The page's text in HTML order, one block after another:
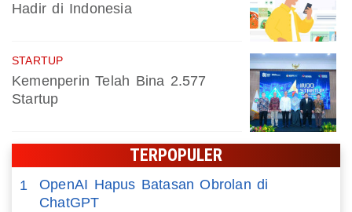
Hadir di Indonesia
STARTUP
Kemenperin Telah Bina 2.577
Startup
TERPOPULER
1
OpenAI Hapus Batasan Obrolan di
ChatGPT